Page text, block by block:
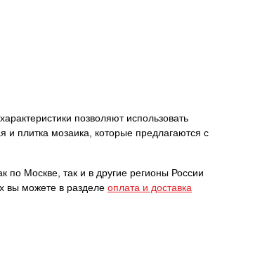
позволяют использовать
плитка мозаика, которые предлагаются с
по Москве, так и в другие регионы России
вы можете в разделе оплата и доставка